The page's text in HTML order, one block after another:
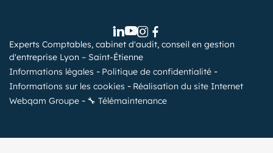
Experts Comptables, cabinet d'audit, conseil en gestion
d'entreprise Lyon – Saint-Étienne
Informations légales
Politique de confidentialité
Informations sur les cookies
Réalisation du site Internet
Webqam Groupe
🔧 Télémaintenance